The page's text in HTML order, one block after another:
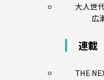
大人世
広
連載
THE